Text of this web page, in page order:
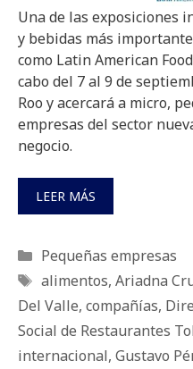
Una de las exposiciones
y bebidas más
como Latin American
cabo del 7 al 9 de
Roo y acercará a micro,
empresas del sector
negocio.
LEER MÁS
Categorías
Pequeñas empresas
Etiquetas
alimentos, Ariadna
Del Valle, compañías,
Social de Restaurantes
internacional, Gustavo